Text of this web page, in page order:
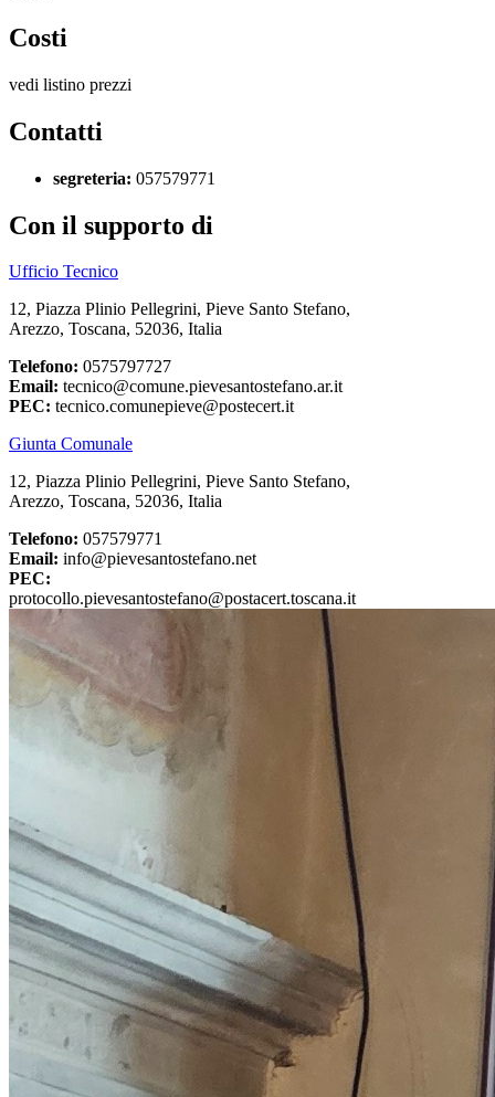
Costi
vedi listino prezzi
Contatti
segreteria: 057579771
Con il supporto di
Ufficio Tecnico
12, Piazza Plinio Pellegrini, Pieve Santo Stefano,
Arezzo, Toscana, 52036, Italia
Telefono: 0575797727
Email: tecnico@comune.pievesantostefano.ar.it
PEC: tecnico.comunepieve@postecert.it
Giunta Comunale
12, Piazza Plinio Pellegrini, Pieve Santo Stefano,
Arezzo, Toscana, 52036, Italia
Telefono: 057579771
Email: info@pievesantostefano.net
PEC:
protocollo.pievesantostefano@postacert.toscana.it